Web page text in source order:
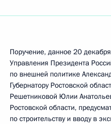
Поручение, данное 20
Управления Президента
по внешней политике
Губернатору Ростовской
Решетниковой Юлии
Ростовской области,
по строительству и вводу в